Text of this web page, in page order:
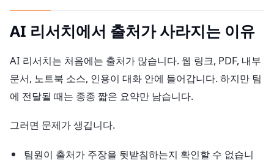
AI 리서치에서 출처가 사라지는 이유
AI 리서치는 처음에는 출처가 많습니다. 웹 링크, PDF, 내부
문서, 노트북 소스, 인용이 대화 안에 들어갑니다. 하지만 팀
에 전달될 때는 종종 짧은 요약만 남습니다.
그러면 문제가 생깁니다.
팀원이 출처가 주장을 뒷받침하는지 확인할 수 없습니